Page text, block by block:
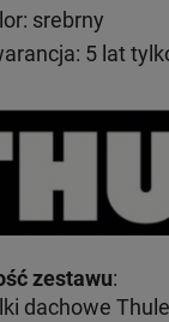
srebrny
5 lat
zestawu:
dachowe